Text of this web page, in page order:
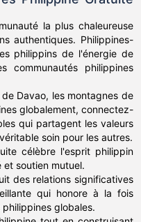
la plus chaleureuse
authentiques. Philippines-
philippins de l'énergie de
philippines
Davao, les montagnes de
globalement, connectez-
qui partagent les valeurs
soin pour les autres.
célèbre l'esprit philippin
et soutien mutuel.
des relations significatives
qui honore à la fois
globales.